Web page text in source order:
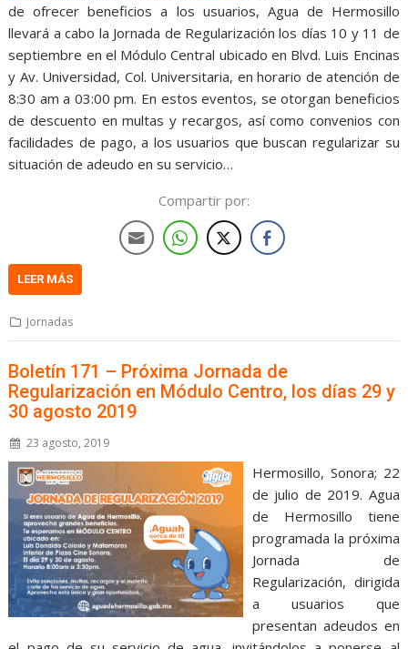
de ofrecer beneficios a los usuarios, Agua de Hermosillo
llevará a cabo la Jornada de Regularización los días 10 y 11 de
septiembre en el Módulo Central ubicado en Blvd. Luis Encinas
y Av. Universidad, Col. Universitaria, en horario de atención de
8:30 am a 03:00 pm. En estos eventos, se otorgan beneficios
de descuento en multas y recargos, así como convenios con
facilidades de pago, a los usuarios que buscan regularizar su
situación de adeudo en su servicio…
Compartir por:
LEER MÁS
Jornadas
Boletín 171 – Próxima Jornada de
Regularización en Módulo Centro, los días 29 y
30 agosto 2019
23 agosto, 2019
Hermosillo, Sonora; 22
de julio de 2019. Agua
de Hermosillo tiene
programada la próxima
Jornada de
Regularización, dirigida
a usuarios que
presentan adeudos en